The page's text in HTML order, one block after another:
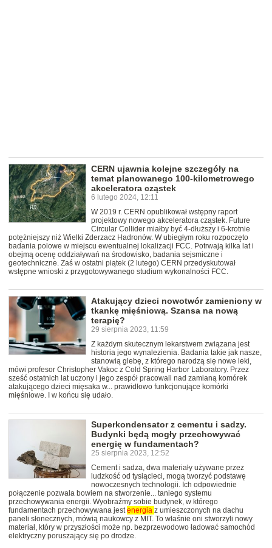
CERN ujawnia kolejne szczegóły na
temat planowanego 100-kilometrowego
akceleratora cząstek
6 lutego 2024, 12:11
W 2019 r. CERN opublikował wstępny raport
projektowy nowego akceleratora cząstek. Future
Circular Collider miałby być 4-dłuższy i 6-krotnie
potężniejszy niż Wielki Zderzacz Hadronów. W ubiegłym roku rozpoczęto
badania polowe w miejscu ewentualnej lokalizacji FCC. Potrwają kilka lat i
obejmą ocenę oddziaływań na środowisko, badania sejsmiczne i
geotechniczne. Zaś w ostatni piątek (2 lutego) CERN przedyskutował
wstępne wnioski z przygotowywanego studium wykonalności FCC.
Atakujący dzieci nowotwór zamieniony w
tkankę mięśniową. Szansa na nową
terapię?
29 sierpnia 2023, 11:59
Z każdym skutecznym lekarstwem związana jest
historia jego wynalezienia. Badania takie jak nasze,
stanowią glebę, z którego narodzą się nowe leki,
mówi profesor Christopher Vakoc z Cold Spring Harbor Laboratory. Przez
sześć ostatnich lat uczony i jego zespół pracowali nad zamianą komórek
atakującego dzieci mięsaka w... prawidłowo funkcjonujące komórki
mięśniowe. I w końcu się udało.
Superkondensator z cementu i sadzy.
Budynki będą mogły przechowywać
energię w fundamentach?
25 sierpnia 2023, 12:52
Cement i sadza, dwa materiały używane przez
ludzkość od tysiącleci, mogą tworzyć podstawę
nowoczesnych technologii. Ich odpowiednie
połączenie pozwala bowiem na stworzenie... taniego systemu
przechowywania energii. Wyobraźmy sobie budynek, w którego
fundamentach przechowywana jestenergia z umieszczonych na dachu
paneli słonecznych, mówią naukowcy z MIT. To właśnie oni stworzyli nowy
materiał, który w przyszłości może np. bezprzewodowo ładować samochód
elektryczny poruszający się po drodze.